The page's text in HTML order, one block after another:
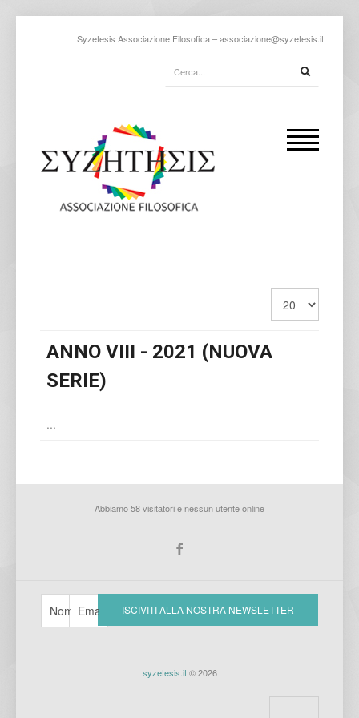
Syzetesis Associazione Filosofica –associazione@syzetesis.it
ANNO VIII - 2021 (NUOVA
SERIE)
...
Abbiamo 58 visitatori e nessun utente online
syzetesis.it© 2026